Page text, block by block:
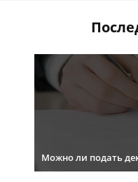
Можно ли подать